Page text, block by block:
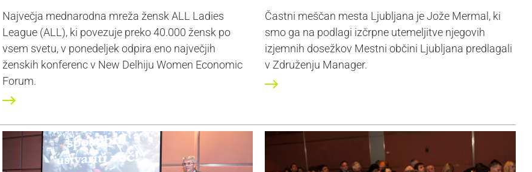
Največja mednarodna mreža žensk ALL Ladies
League (ALL), ki povezuje preko 40.000 žensk po
vsem svetu, v ponedeljek odpira eno največjih
ženskih konferenc v New Delhiju Women Economic
Forum.
Častni meščan mesta Ljubljana je Jože Mermal, ki
smo ga na podlagi izčrpne utemeljitve njegovih
izjemnih dosežkov Mestni občini Ljubljana predlagali
v Združenju Manager.